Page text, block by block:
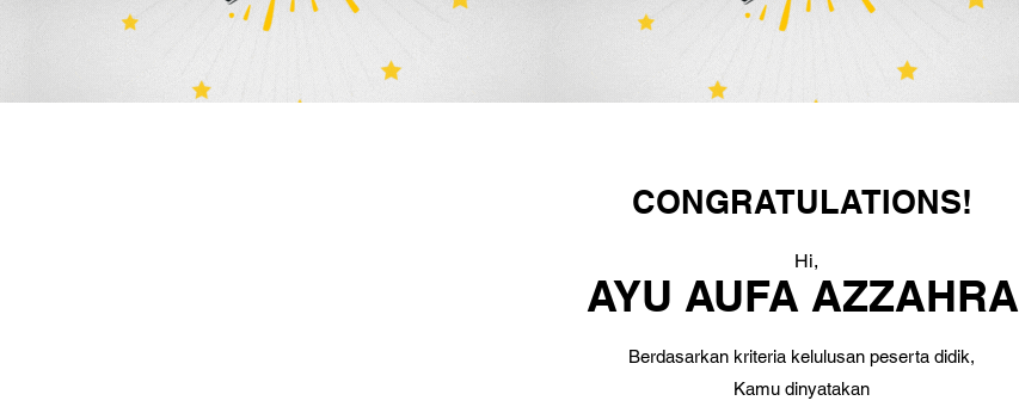
CONGRATULATIONS!
Hi,
AYU AUFA AZZAHRA
Berdasarkan kriteria kelulusan peserta didik,
Kamu dinyatakan